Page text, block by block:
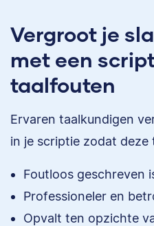
Vergroot je
met een
taalfouten
Ervaren taalkundigen
in je scriptie zodat
Foutloos geschreven
Professioneler en
Opvalt ten opzichte